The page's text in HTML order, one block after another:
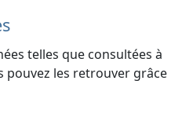
telles que consultées à
pouvez les retrouver grâce